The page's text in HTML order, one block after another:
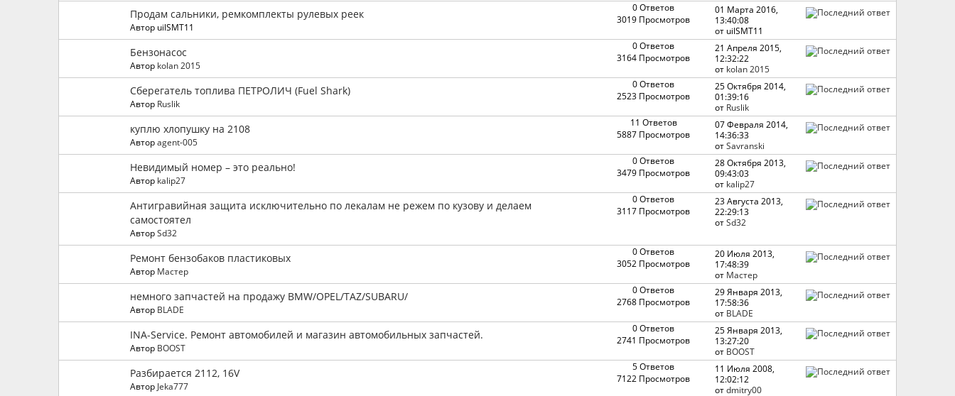
Продам сальники, ремкомплекты рулевых реек
Автор uilSMT11
0 Ответов
3019 Просмотров
01 Марта 2016,
13:40:08
от uilSMT11
Бензонасос
Автор kolan 2015
0 Ответов
3164 Просмотров
21 Апреля 2015,
12:32:22
от kolan 2015
Сберегатель топлива ПЕТРОЛИЧ (Fuel Shark)
Автор Ruslik
0 Ответов
2523 Просмотров
25 Октября 2014,
01:39:16
от Ruslik
куплю хлопушку на 2108
Авторagent-005
11 Ответов
5887 Просмотров
07 Февраля 2014,
14:36:33
отSavranski
Невидимый номер – это реально!
Автор kalip27
0 Ответов
3479 Просмотров
28 Октября 2013,
09:43:03
от kalip27
Антигравийная защита исключительно по лекалам не режем по кузову и делаем
самостоятел
АвторSd32
0 Ответов
3117 Просмотров
23 Августа 2013,
22:29:13
отSd32
Ремонт бензобаков пластиковых
Автор Мастер
0 Ответов
3052 Просмотров
20 Июля 2013,
17:48:39
от Мастер
немного запчастей на продажу BMW/OPEL/TAZ/SUBARU/
Автор BLADE
0 Ответов
2768 Просмотров
29 Января 2013,
17:58:36
от BLADE
INA-Service. Ремонт автомобилей и магазин автомобильных запчастей.
Автор BOOST
0 Ответов
2741 Просмотров
25 Января 2013,
13:27:20
от BOOST
Разбирается 2112, 16V
Автор Jeka777
5 Ответов
7122 Просмотров
11 Июля 2008,
12:02:12
отdmitry00